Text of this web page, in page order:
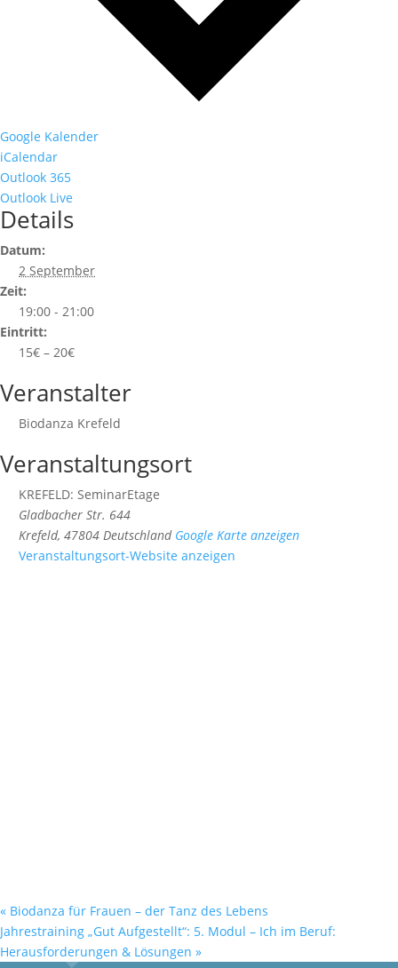
Google Kalender
iCalendar
Outlook 365
Outlook Live
Details
Datum:
2 September
Zeit:
19:00 - 21:00
Eintritt:
15€ – 20€
Veranstalter
Biodanza Krefeld
Veranstaltungsort
KREFELD: SeminarEtage
Gladbacher Str. 644
Krefeld, 47804 Deutschland Google Karte anzeigen
Veranstaltungsort-Website anzeigen
« Biodanza für Frauen – der Tanz des Lebens
Jahrestraining „Gut Aufgestellt“: 5. Modul – Ich im Beruf:
Herausforderungen & Lösungen »